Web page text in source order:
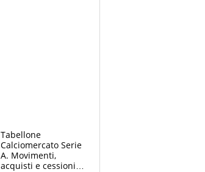
Tabellone
Calciomercato Serie
A. Movimenti,
acquisti e cessioni: